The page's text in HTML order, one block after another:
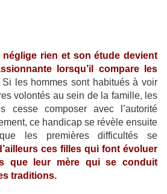
néglige rien et son étude devient
lorsqu’il compare les
Si les hommes sont habitués à voir
volontés au sein de la famille, les
cesse composer avec l’autorité
ce handicap se révèle ensuite
les premières difficultés se
ces filles qui font évoluer
que leur mère qui se conduit
traditions.